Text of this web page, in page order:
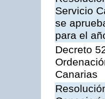
Servicio
se
para el
Decreto
Canarias